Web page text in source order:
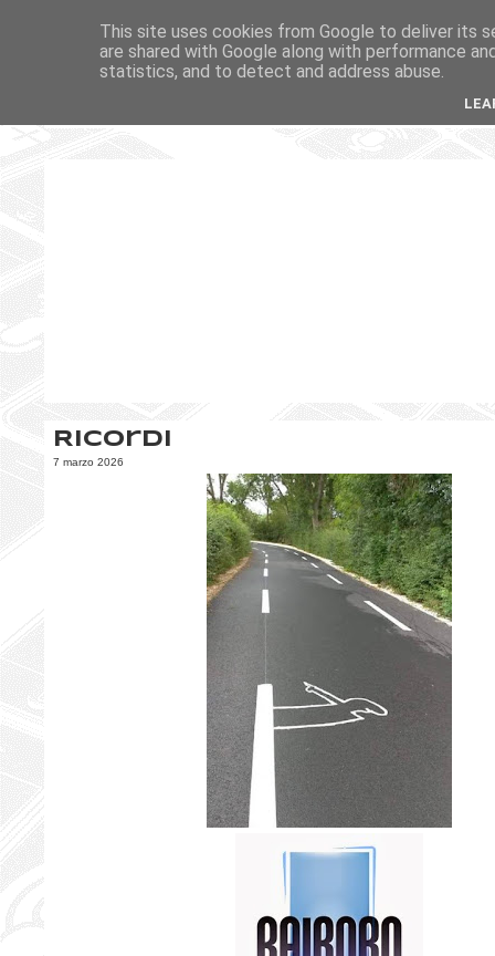
Ricordi
7 marzo 2026
This site uses cookies from Google to deliver its
are shared with Google along with performance
statistics, and to detect and address abuse.